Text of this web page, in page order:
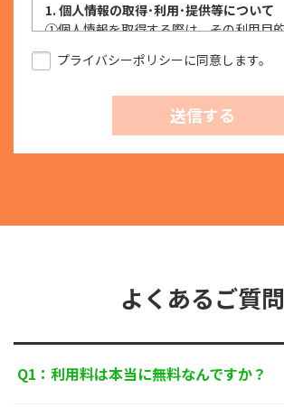
1. 個人情報の取得･利用･提供等について
①個人情報を取得する際は、その利用目
て適法かつ公正な手段を用い、同意を得
個人情報を利用する際は、本人に明示
は公表した利用目的の範囲内に限定し
2. 安全対策の実施について
構築し、個人情報への不正アクセス、個人
洩、滅失または毀損等の的確な防止とセ
本人からの苦情および相談があった場合
プライバシーポリシーに同意します。
送信する
よくあるご質問
Q1：利用料は本当に無料なんですか？